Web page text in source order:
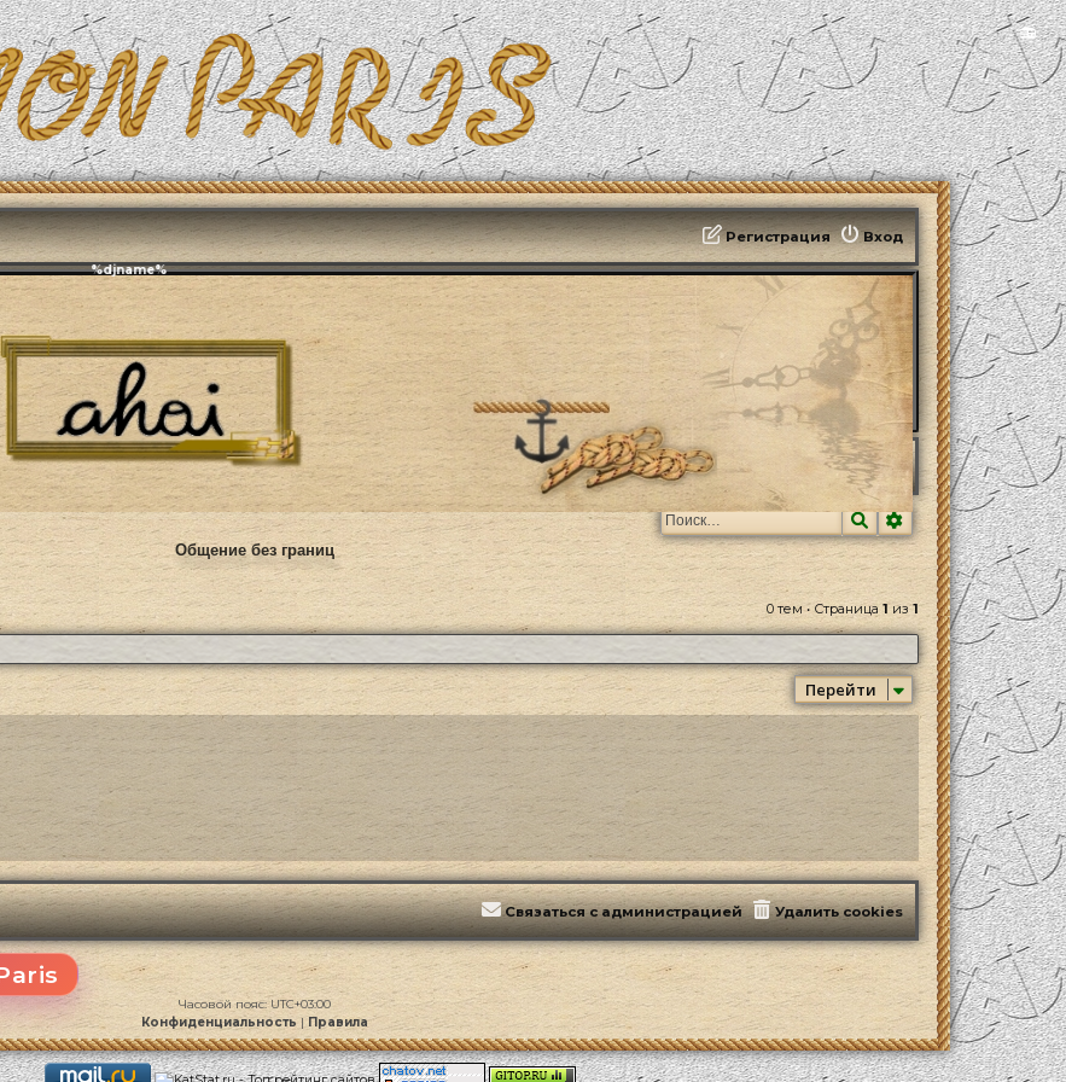
📻
Вход
Регистрация
Эфирит: ♫ %djname%
света Африка, Ближний Восток
ПоискРасширенный
Общение без границ
поиск 0 тем • Страница 1из1
Перейти
Удалить cookies
Связаться с администрацией
Часовой пояс:UTC+03:00
Конфиденциальность |Правила